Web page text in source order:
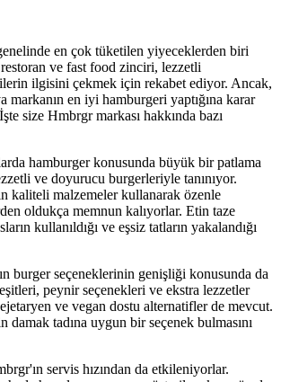
en çok tüketilen yiyeceklerden biri
ve fast food zinciri, lezzetli
ilgisini çekmek için rekabet ediyor. Ancak,
markanın en iyi hamburgeri yaptığına karar
size Hmbrgr markası hakkında bazı
hamburger konusunda büyük bir patlama
ve doyurucu burgerleriyle tanınıyor.
kaliteli malzemeler kullanarak özenle
oldukça memnun kalıyorlar. Etin taze
kullanıldığı ve eşsiz tatların yakalandığı
burger seçeneklerinin genişliği konusunda da
peynir seçenekleri ve ekstra lezzetler
ve vegan dostu alternatifler de mevcut.
tadına uygun bir seçenek bulmasını
servis hızından da etkileniyorlar.